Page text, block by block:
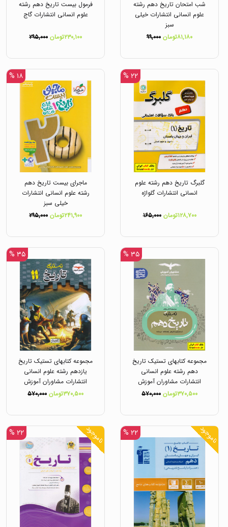
شب امتحان تاریخ دهم رشته
علوم انسانی انتشارات خیلی
سبز
۸۱,۱۸۰تومان
۹۹,۰۰۰
فرمول بیست تاریخ دهم رشته
علوم انسانی انتشارات گاج
۲۳۰,۱۰۰تومان ۲۹۵,۰۰۰
۲۲ %
گلبرگ تاریخ دهم رشته علوم
انسانی انتشارات گلواژه
۱۲۸,۷۰۰تومان ۱۶۵,۰۰۰
۱۸ %
ماجرای بیست تاریخ دهم
رشته علوم انسانی انتشارات
خیلی سبز
۲۴۱,۹۰۰تومان
۲۹۵,۰۰۰
۳۵ %
مجموعه کتابهای تستیک تاریخ
دهم رشته علوم انسانی
انتشارات مشاوران آموزش
۳۷۰,۵۰۰تومان
۵۷۰,۰۰۰
۳۵ %
مجموعه کتابهای تستیک تاریخ
یازدهم رشته علوم انسانی
انتشارات مشاوران آموزش
۳۷۰,۵۰۰تومان
۵۷۰,۰۰۰
ناموجود ۲۲ % ناموجود ۲۲ %